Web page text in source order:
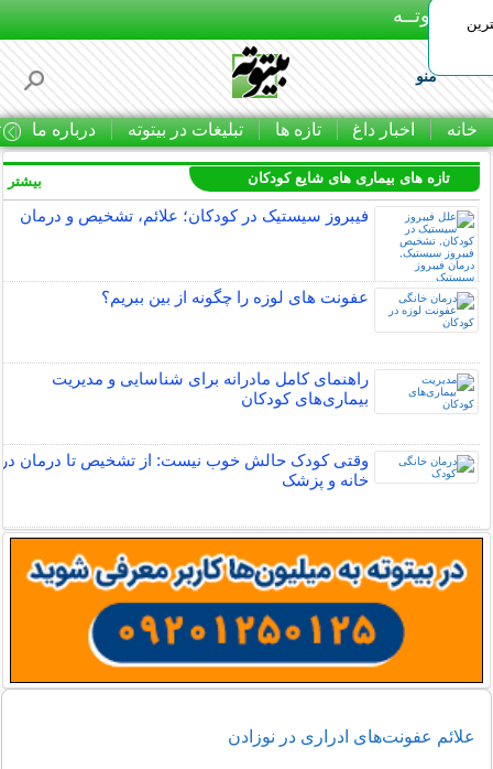
بـیتوتــه
منو
خانه اخبار داغ تازه ها تبلیغات در بیتوته درباره ما
تازه های بیماری های شایع کودکان
فیبروز سیستیک در کودکان؛ علائم، تشخیص و درمان
عفونت های لوزه را چگونه از بین ببریم؟
راهنمای کامل مادرانه برای شناسایی و مدیریت
بیماری‌های کودکان
وقتی کودک حالش خوب نیست: از تشخیص تا درمان در
خانه و پزشک
بیشتر
علائم عفونت‌های ادراری در نوزادن